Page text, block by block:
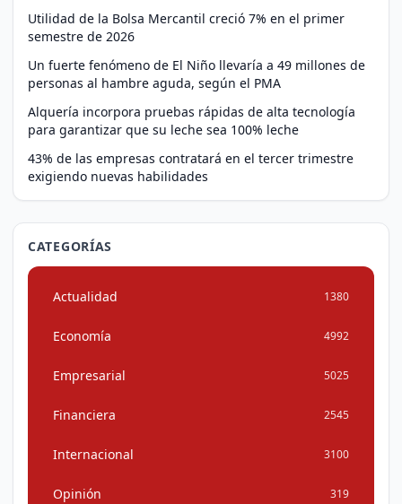
Utilidad de la Bolsa Mercantil creció 7% en el primer
semestre de 2026
Un fuerte fenómeno de El Niño llevaría a 49 millones de
personas al hambre aguda, según el PMA
Alquería incorpora pruebas rápidas de alta tecnología
para garantizar que su leche sea 100% leche
43% de las empresas contratará en el tercer trimestre
exigiendo nuevas habilidades
CATEGORÍAS
Actualidad 1380
Economía 4992
Empresarial 5025
Financiera 2545
Internacional 3100
Opinión 319